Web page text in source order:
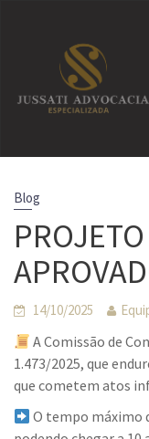
Blog
14/10/2025
A Comissão de
1.473/2025, que
que cometem atos
O tempo máximo